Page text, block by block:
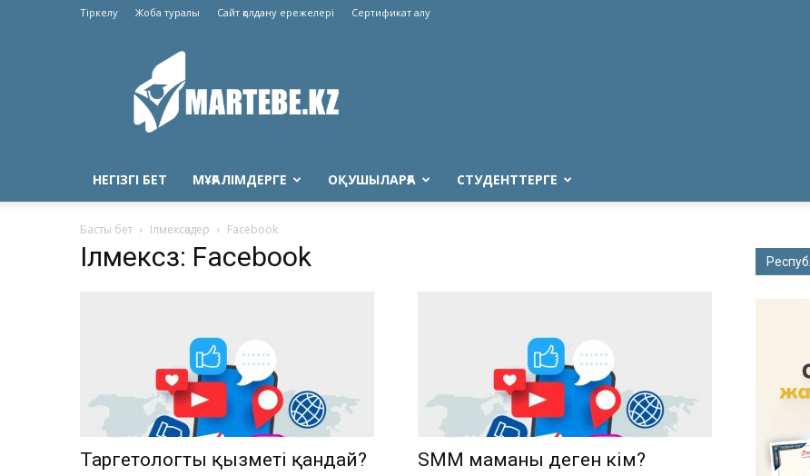
Тіркелу Жоба туралы Сайт қолдану ережелері Сертификат алу
Martebe.kz
білім
сайты
НЕГІЗГІ БЕТ МҰҒАЛІМДЕРГЕ ОҚУШЫЛАРҒА СТУДЕНТТЕРГЕ
Басты бет Ілмексөздер Facebook
Ілмексөз: Facebook
Таргетологтың қызметі қандай? SMM маманы деген кім?